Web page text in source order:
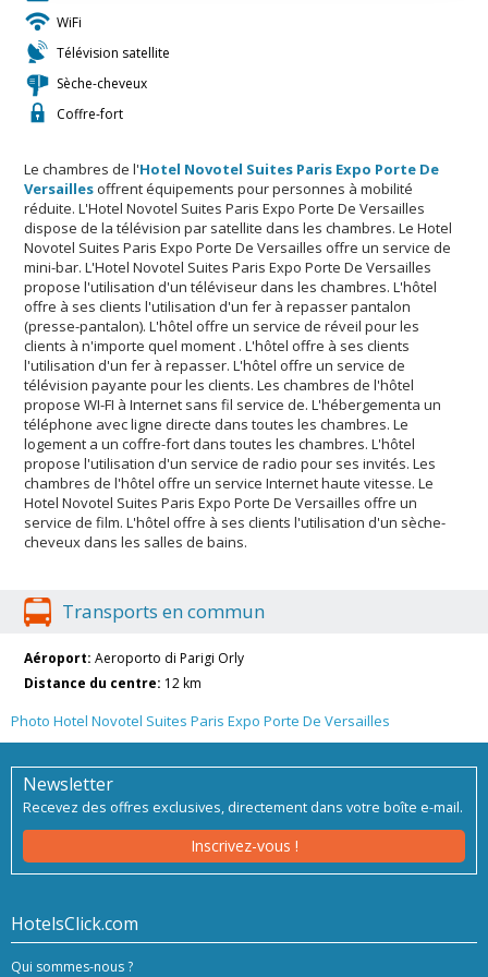
WiFi
Télévision satellite
Sèche-cheveux
Coffre-fort
Le chambres de l'Hotel Novotel Suites Paris Expo Porte De
Versaillesoffrent équipements pour personnes à mobilité
réduite. L'Hotel Novotel Suites Paris Expo Porte De Versailles
dispose de la télévision par satellite dans les chambres. Le Hotel
Novotel Suites Paris Expo Porte De Versailles offre un service de
mini-bar. L'Hotel Novotel Suites Paris Expo Porte De Versailles
propose l'utilisation d'un téléviseur dans les chambres. L'hôtel
offre à ses clients l'utilisation d'un fer à repasser pantalon
(presse-pantalon). L'hôtel offre un service de réveil pour les
clients à n'importe quel moment . L'hôtel offre à ses clients
l'utilisation d'un fer à repasser. L'hôtel offre un service de
télévision payante pour les clients. Les chambres de l'hôtel
propose WI-FI à Internet sans fil service de. L'hébergementa un
téléphone avec ligne directe dans toutes les chambres. Le
logement a un coffre-fort dans toutes les chambres. L'hôtel
propose l'utilisation d'un service de radio pour ses invités. Les
chambres de l'hôtel offre un service Internet haute vitesse. Le
Hotel Novotel Suites Paris Expo Porte De Versailles offre un
service de film. L'hôtel offre à ses clients l'utilisation d'un sèche-
cheveux dans les salles de bains.
Transports en commun
Aéroport: Aeroporto di Parigi Orly
Distance du centre: 12 km
Photo Hotel Novotel Suites Paris Expo Porte De Versailles
Newsletter
Recevez des offres exclusives, directement dans votre boîte e-mail.
Inscrivez-vous !
HotelsClick.com
Qui sommes-nous ?